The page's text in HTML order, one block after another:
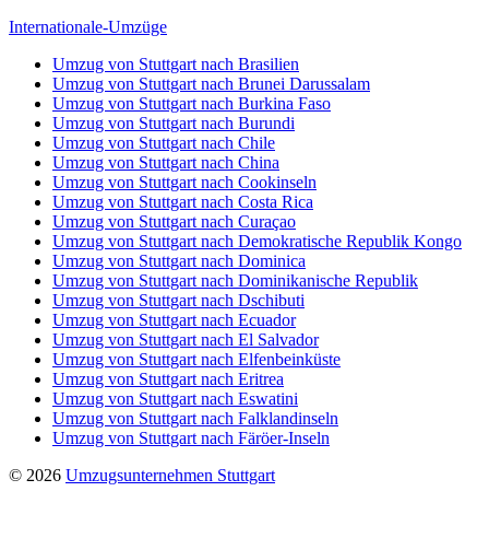
Internationale-Umzüge
Umzug von Stuttgart nach Brasilien
Umzug von Stuttgart nach Brunei Darussalam
Umzug von Stuttgart nach Burkina Faso
Umzug von Stuttgart nach Burundi
Umzug von Stuttgart nach Chile
Umzug von Stuttgart nach China
Umzug von Stuttgart nach Cookinseln
Umzug von Stuttgart nach Costa Rica
Umzug von Stuttgart nach Curaçao
Umzug von Stuttgart nach Demokratische Republik Kongo
Umzug von Stuttgart nach Dominica
Umzug von Stuttgart nach Dominikanische Republik
Umzug von Stuttgart nach Dschibuti
Umzug von Stuttgart nach Ecuador
Umzug von Stuttgart nach El Salvador
Umzug von Stuttgart nach Elfenbeinküste
Umzug von Stuttgart nach Eritrea
Umzug von Stuttgart nach Eswatini
Umzug von Stuttgart nach Falklandinseln
Umzug von Stuttgart nach Färöer-Inseln
© 2026 Umzugsunternehmen Stuttgart